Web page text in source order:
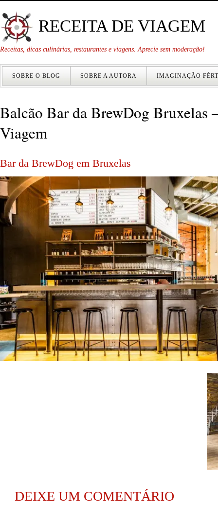
RECEITA DE VIAGEM
Receitas, dicas culinárias, restaurantes e viagens. Aprecie sem moderação!
SOBRE O BLOG SOBRE A AUTORA IMAGINAÇÃO
Balcão Bar da BrewDog Bruxelas
Viagem
Bar da BrewDog em Bruxelas
DEIXE UM COMENTÁRIO